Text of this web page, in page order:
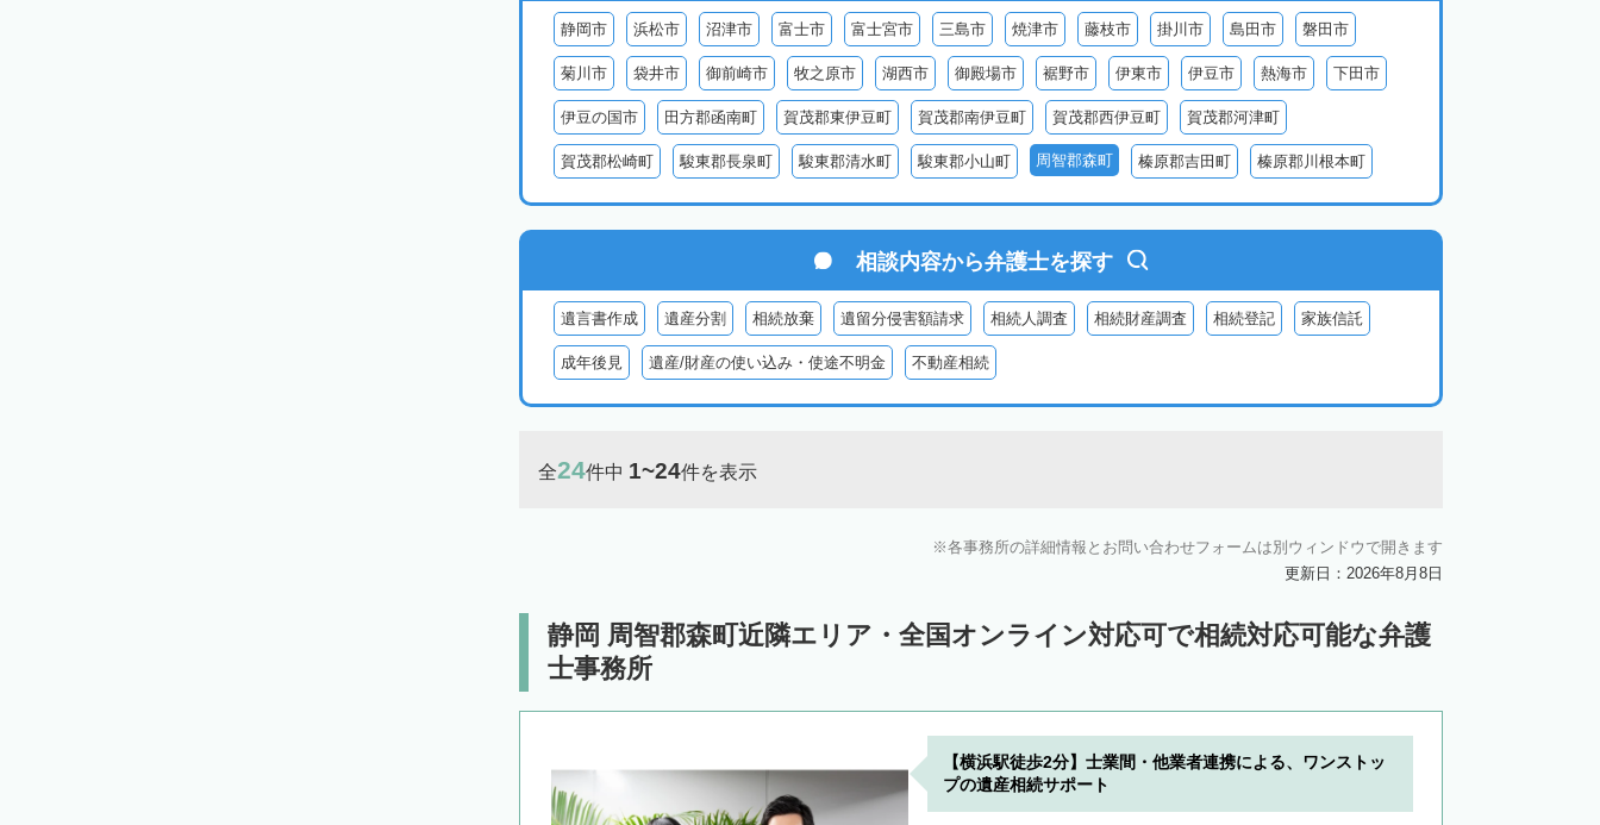
静岡市 浜松市 沼津市 富士市 富士宮市 三島市 焼津市 藤枝市 掛川市 島田市 磐田市
菊川市 袋井市 御前崎市 牧之原市 湖西市 御殿場市 裾野市 伊東市 伊豆市 熱海市 下田市
伊豆の国市 田方郡函南町 賀茂郡東伊豆町 賀茂郡南伊豆町 賀茂郡西伊豆町 賀茂郡河津町
賀茂郡松崎町 駿東郡長泉町 駿東郡清水町 駿東郡小山町 周智郡森町 榛原郡吉田町 榛原郡川根本町
相談内容から弁護士を探す
遺言書作成 遺産分割 相続放棄 遺留分侵害額請求 相続人調査 相続財産調査 相続登記 家族信託
成年後見 遺産/財産の使い込み・使途不明金 不動産相続
全24件中 1~24件を表示
各事務所の詳細情報とお問い合わせフォームは別ウィンドウで開きます
更新日：2026年8月8日
静岡 周智郡森町近隣エリア・全国オンライン対応可で相続対応可能な弁護
士事務所
【横浜駅徒歩2分】士業間・他業者連携による、ワンストッ
プの遺産相続サポート